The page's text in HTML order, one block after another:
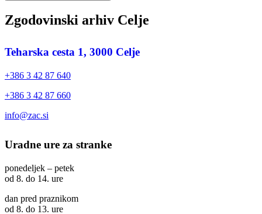
Zgodovinski arhiv Celje
Teharska cesta 1, 3000 Celje
+386 3 42 87 640
+386 3 42 87 660
info@zac.si
Uradne ure za stranke
ponedeljek – petek
od 8. do 14. ure
dan pred praznikom
od 8. do 13. ure